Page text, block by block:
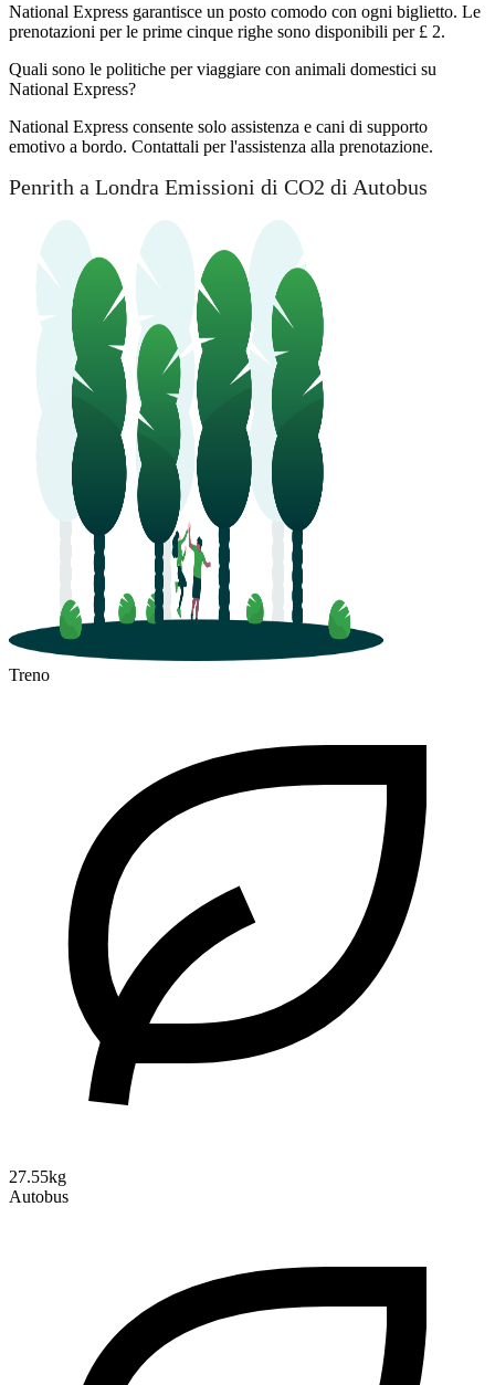
National Express garantisce un posto comodo con ogni biglietto. Le
prenotazioni per le prime cinque righe sono disponibili per £ 2.
Quali sono le politiche per viaggiare con animali domestici su
National Express?
National Express consente solo assistenza e cani di supporto
emotivo a bordo. Contattali per l'assistenza alla prenotazione.
Penrith a Londra Emissioni di CO2 di Autobus
Treno
27.55kg
Autobus